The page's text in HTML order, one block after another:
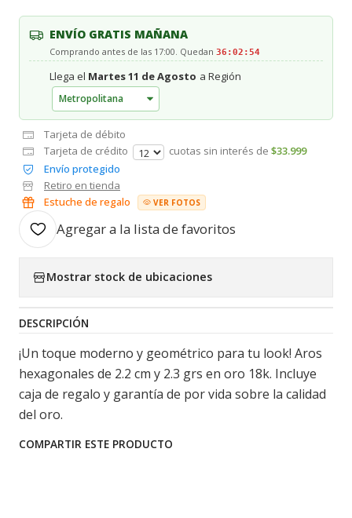
ENVÍO GRATIS MAÑANA
Comprando antes de las 17:00. Quedan 36:02:53
Llega el Martes 11 de Agosto a Región
Tarjeta de débito
Tarjeta de crédito
cuotas sin interés de $33.999
Envío protegido
Retiro en tienda
Estuche de regalo
VER FOTOS
Agregar a la lista de favoritos
Mostrar stock de ubicaciones
DESCRIPCIÓN
¡Un toque moderno y geométrico para tu look! Aros
hexagonales de 2.2 cm y 2.3 grs en oro 18k. Incluye
caja de regalo y garantía de por vida sobre la calidad
del oro.
COMPARTIR ESTE PRODUCTO